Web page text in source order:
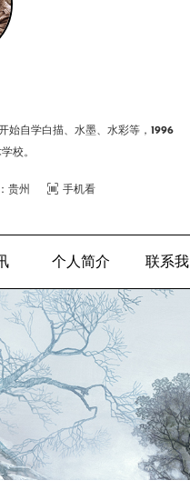
始自学白描、水墨、水彩等，1996
校。
贵州 手机看
个人简介 联系我